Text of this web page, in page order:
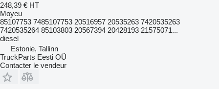
248,39 € HT
Moyeu
85107753 7485107753 20516957 20535263 7420535263
7420535264 85103803 20567394 20428193 21575071...
diesel
Estonie, Tallinn
TruckParts Eesti OÜ
Contacter le vendeur